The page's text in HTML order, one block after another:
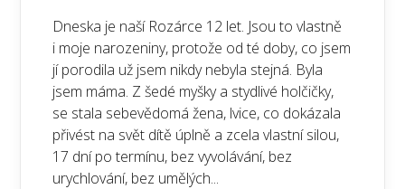
Dneska je naší Rozárce 12 let. Jsou to vlastně
i moje narozeniny, protože od té doby, co jsem
jí porodila už jsem nikdy nebyla stejná. Byla
jsem máma. Z šedé myšky a stydlivé holčičky,
se stala sebevědomá žena, lvice, co dokázala
přivést na svět dítě úplně a zcela vlastní silou,
17 dní po termínu, bez vyvolávání, bez
urychlování, bez umělých...